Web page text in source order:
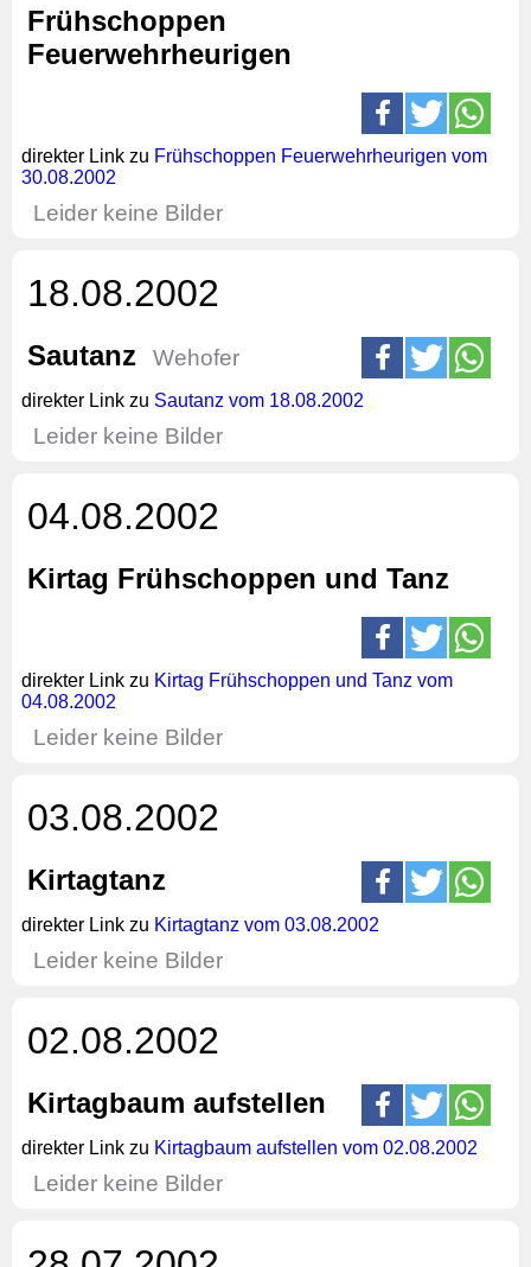
Frühschoppen
Feuerwehrheurigen
direkter Link zu Frühschoppen Feuerwehrheurigen vom
30.08.2002
Leider keine Bilder
18.08.2002
Sautanz Wehofer
direkter Link zu Sautanz vom 18.08.2002
Leider keine Bilder
04.08.2002
Kirtag Frühschoppen und Tanz
direkter Link zu Kirtag Frühschoppen und Tanz vom
04.08.2002
Leider keine Bilder
03.08.2002
Kirtagtanz
direkter Link zu Kirtagtanz vom 03.08.2002
Leider keine Bilder
02.08.2002
Kirtagbaum aufstellen
direkter Link zu Kirtagbaum aufstellen vom 02.08.2002
Leider keine Bilder